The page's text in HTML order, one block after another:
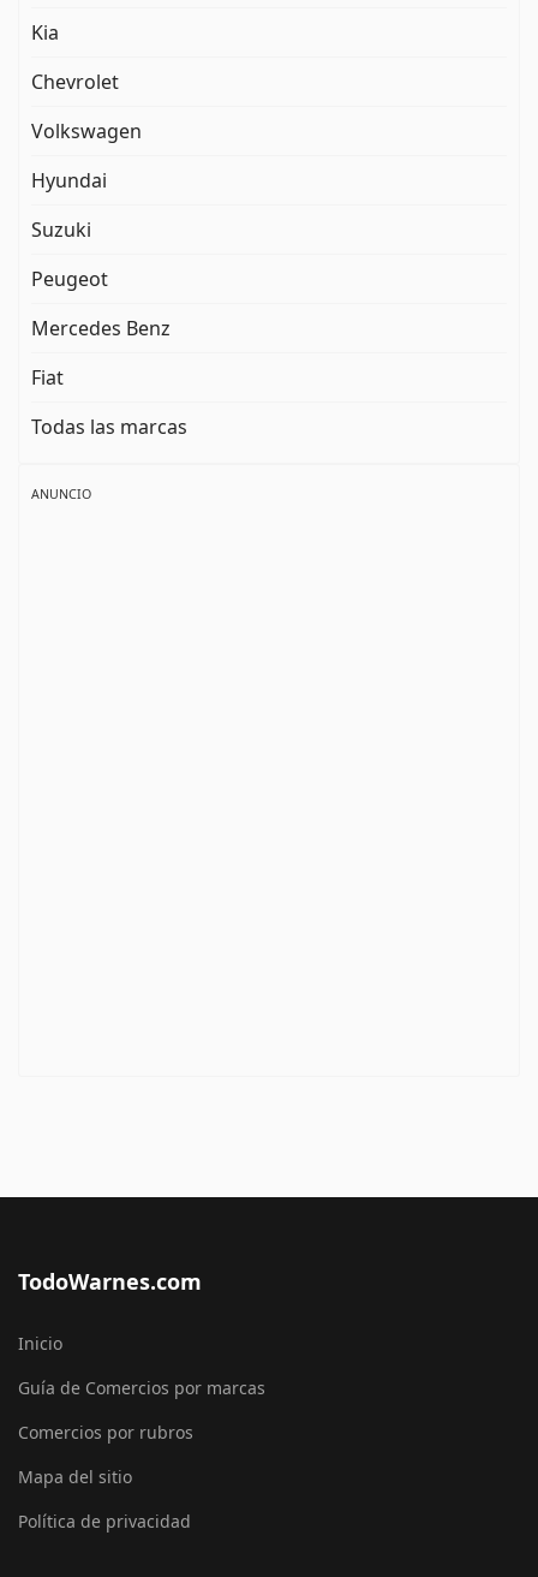
Kia
Chevrolet
Volkswagen
Hyundai
Suzuki
Peugeot
Mercedes Benz
Fiat
Todas las marcas
ANUNCIO
TodoWarnes.com
Inicio
Guía de Comercios por marcas
Comercios por rubros
Mapa del sitio
Política de privacidad